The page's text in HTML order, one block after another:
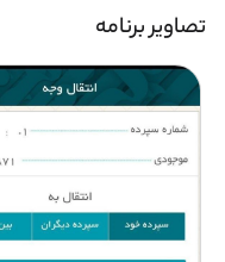
تصاویر برنامه